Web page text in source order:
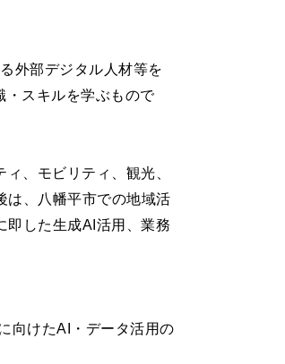
外部デジタル人材等を
・スキルを学ぶもので
、モビリティ、観光、
は、八幡平市での地域活
即した生成AI活用、業務
向けたAI・データ活用の